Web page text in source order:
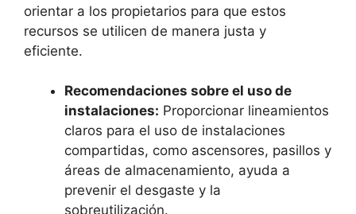
orientar a los propietarios para que estos
recursos se utilicen de manera justa y
eficiente.
Recomendaciones sobre el uso de
instalaciones: Proporcionar lineamientos
claros para el uso de instalaciones
compartidas, como ascensores, pasillos y
áreas de almacenamiento, ayuda a
prevenir el desgaste y la
sobreutilización.